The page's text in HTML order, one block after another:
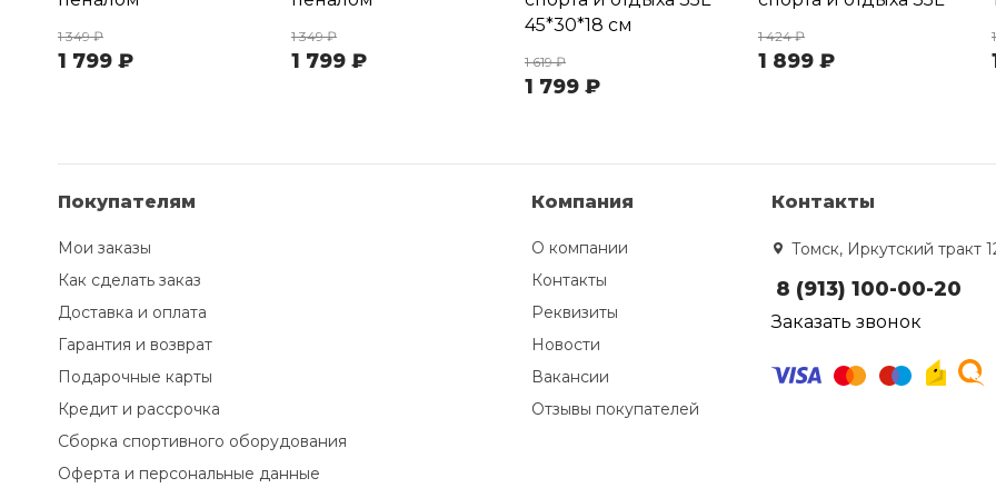
1 349 ₽
1 799 ₽
1 349 ₽
1 799 ₽
45*30*18 см
1 619 ₽
1 799 ₽
1 424 ₽
1 899 ₽
Покупателям
Мои заказы
Как сделать заказ
Доставка и оплата
Гарантия и возврат
Подарочные карты
Кредит и рассрочка
Сборка спортивного оборудования
Оферта и персональные данные
Компания
О компании
Контакты
Реквизиты
Новости
Вакансии
Отзывы покупателей
Контакты
Томск, Иркутский тракт
8 (913) 100-00-20
Заказать звонок